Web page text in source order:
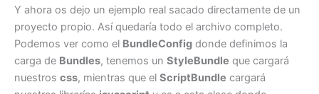
Y ahora os dejo un ejemplo real sacado directamente de un
proyecto propio. Así quedaría todo el archivo completo.
Podemos ver como el BundleConfig donde definimos la
carga de Bundles, tenemos un StyleBundle que cargará
nuestros css, mientras que el ScriptBundle cargará